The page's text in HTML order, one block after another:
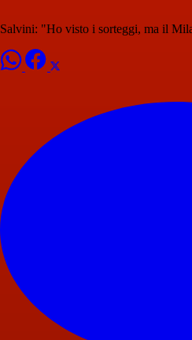
Salvini: "Ho visto i sorteggi, ma il